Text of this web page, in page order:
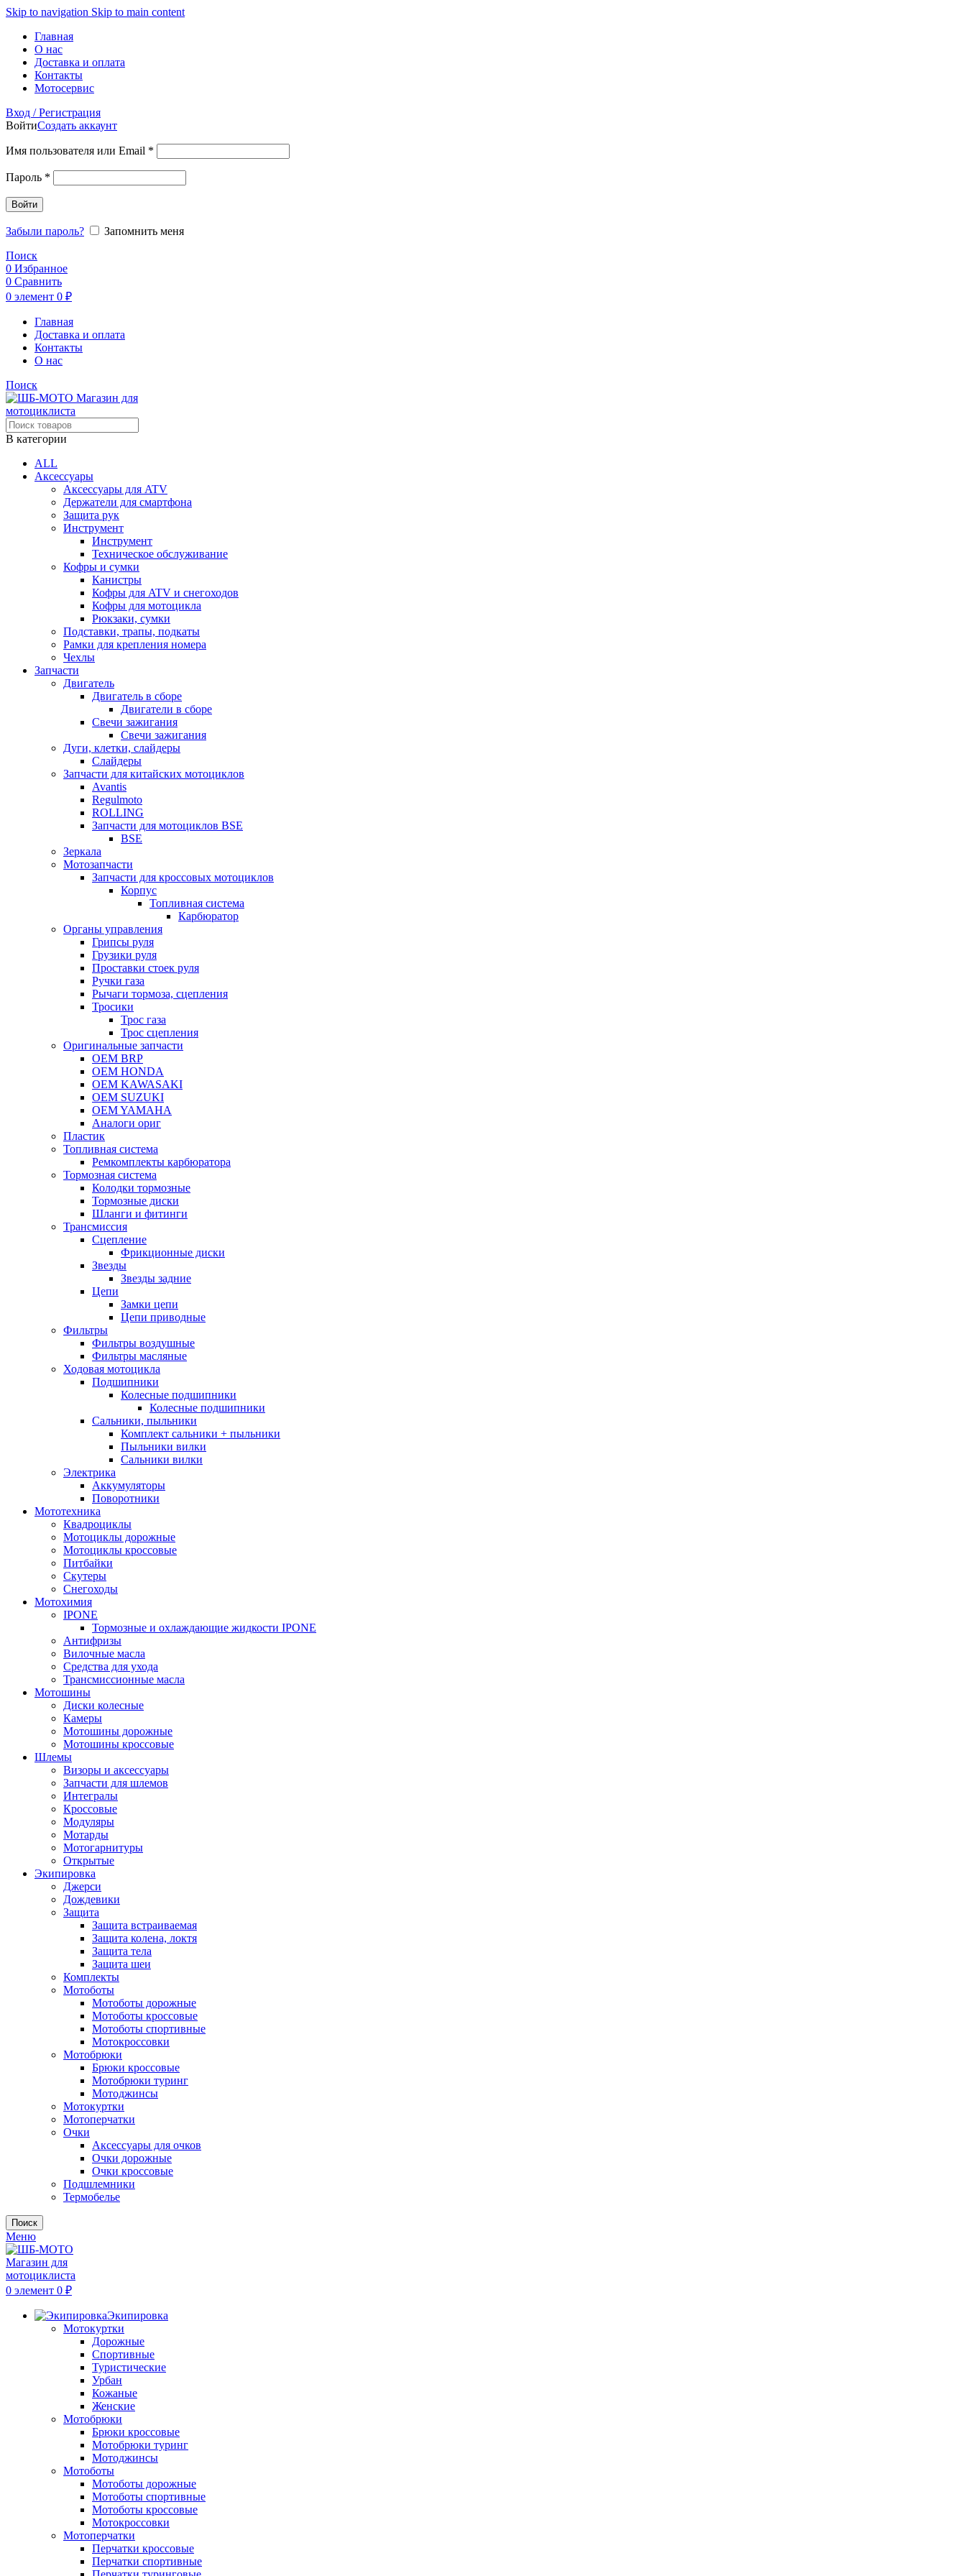
Skip to navigation Skip to main content
Главная
О нас
Доставка и оплата
Контакты
Мотосервис
Вход / Регистрация
ВойтиСоздать аккаунт
Имя пользователя или Email *
Пароль *
Войти
Забыли пароль?
Запомнить меня
Поиск
0 Избранное
0 Сравнить
0 элемент 0 ₽
Главная
Доставка и оплата
Контакты
О нас
Поиск
В категории
ALL
Аксессуары
Аксессуары для ATV
Держатели для смартфона
Защита рук
Инструмент
Инструмент
Техническое обслуживание
Кофры и сумки
Канистры
Кофры для ATV и снегоходов
Кофры для мотоцикла
Рюкзаки, сумки
Подставки, трапы, подкаты
Рамки для крепления номера
Чехлы
Запчасти
Двигатель
Двигатель в сборе
Двигатели в сборе
Свечи зажигания
Свечи зажигания
Дуги, клетки, слайдеры
Слайдеры
Запчасти для китайских мотоциклов
Avantis
Regulmoto
ROLLING
Запчасти для мотоциклов BSE
BSE
Зеркала
Мотозапчасти
Запчасти для кроссовых мотоциклов
Корпус
Топливная система
Карбюратор
Органы управления
Грипсы руля
Грузики руля
Проставки стоек руля
Ручки газа
Рычаги тормоза, сцепления
Тросики
Трос газа
Трос сцепления
Оригинальные запчасти
OEM BRP
OEM HONDA
OEM KAWASAKI
OEM SUZUKI
OEM YAMAHA
Аналоги ориг
Пластик
Топливная система
Ремкомплекты карбюратора
Тормозная система
Колодки тормозные
Тормозные диски
Шланги и фитинги
Трансмиссия
Cцепление
Фрикционные диски
Звезды
Звезды задние
Цепи
Замки цепи
Цепи приводные
Фильтры
Фильтры воздушные
Фильтры масляные
Ходовая мотоцикла
Подшипники
Колесные подшипники
Колесные подшипники
Сальники, пыльники
Комплект сальники + пыльники
Пыльники вилки
Сальники вилки
Электрика
Аккумуляторы
Поворотники
Мототехника
Квадроциклы
Мотоциклы дорожные
Мотоциклы кроссовые
Питбайки
Скутеры
Снегоходы
Мотохимия
IPONE
Тормозные и охлаждающие жидкости IPONE
Антифризы
Вилочные масла
Средства для ухода
Трансмиссионные масла
Мотошины
Диски колесные
Камеры
Мотошины дорожные
Мотошины кроссовые
Шлемы
Визоры и аксессуары
Запчасти для шлемов
Интегралы
Кроссовые
Модуляры
Мотарды
Мотогарнитуры
Открытые
Экипировка
Джерси
Дождевики
Защита
Защита встраиваемая
Защита колена, локтя
Защита тела
Защита шеи
Комплекты
Мотоботы
Мотоботы дорожные
Мотоботы кроссовые
Мотоботы спортивные
Мотокроссовки
Мотобрюки
Брюки кроссовые
Мотобрюки туринг
Мотоджинсы
Мотокуртки
Мотоперчатки
Очки
Аксессуары для очков
Очки дорожные
Очки кроссовые
Подшлемники
Термобелье
Поиск
Меню
0 элемент 0 ₽
Экипировка
Мотокуртки
Дорожные
Спортивные
Туристические
Урбан
Кожаные
Женские
Мотобрюки
Брюки кроссовые
Мотобрюки туринг
Мотоджинсы
Мотоботы
Мотоботы дорожные
Мотоботы спортивные
Мотоботы кроссовые
Мотокроссовки
Мотоперчатки
Перчатки кроссовые
Перчатки спортивные